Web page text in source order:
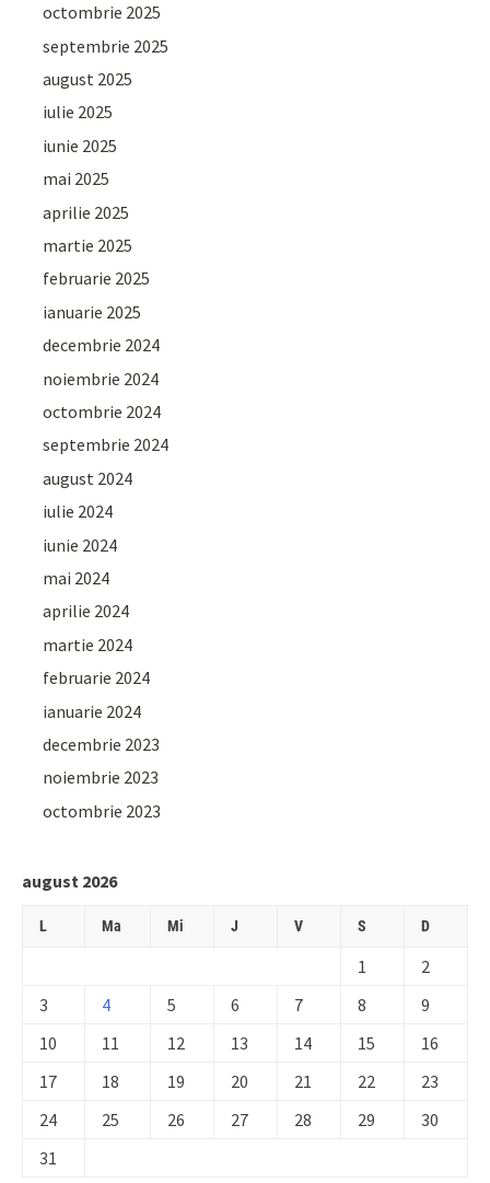
octombrie 2025
septembrie 2025
august 2025
iulie 2025
iunie 2025
mai 2025
aprilie 2025
martie 2025
februarie 2025
ianuarie 2025
decembrie 2024
noiembrie 2024
octombrie 2024
septembrie 2024
august 2024
iulie 2024
iunie 2024
mai 2024
aprilie 2024
martie 2024
februarie 2024
ianuarie 2024
decembrie 2023
noiembrie 2023
octombrie 2023
august 2026
L Ma Mi J V S D
1
2
3
4 5 6 7 8
9
10
11 12 13 14 15
16
17
18 19 20 21 22
23
24
25 26 27 28 29
30
31